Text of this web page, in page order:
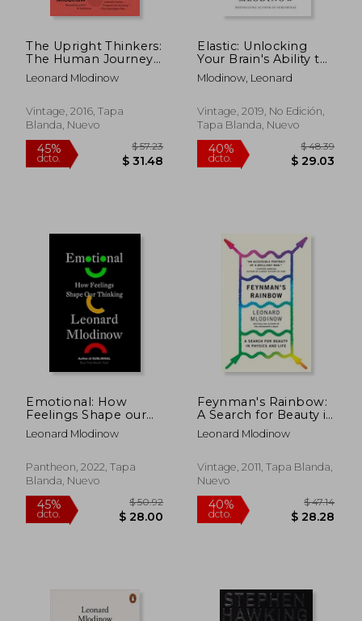
The Upright Thinkers:
The Human Journey
From Living in Trees
to Understanding the
Leonard Mlodinow
Vintage, 2016, Tapa
Blanda, Nuevo
Elastic: Unlocking
Your Brain's Ability to
Embrace Change (en
Inglés)
Mlodinow, Leonard
Vintage, 2019, No Edición,
Tapa Blanda, Nuevo
40%
dcto.
Emotional: How
Feelings Shape our
Thinking (en Inglés)
Leonard Mlodinow
Pantheon, 2022, Tapa
Blanda, Nuevo
Feynman's Rainbow:
A Search for Beauty in
Physics and in Life (en
Inglés)
Leonard Mlodinow
Vintage, 2011, Tapa Blanda,
Nuevo